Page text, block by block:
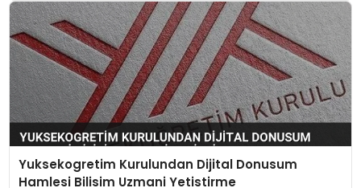
Yuksekogretim Kurulundan Dijital Donusum
Hamlesi Bilisim Uzmani Yetistirme